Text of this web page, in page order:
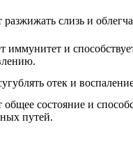
слизь и
иммунитет и
отек и
общее состояние и
путей.